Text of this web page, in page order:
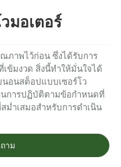
มอเตอร์
ภาพไว้ก่อน ซึ่งได้รับการ
ข้มงวด สิ่งนี้ทำให้มั่นใจได้
อนสต็อปแบบเซอร์โว
นการปฏิบัติตามข้อกำหนดที่
ำเสมอสำหรับการดำเนิน
าม